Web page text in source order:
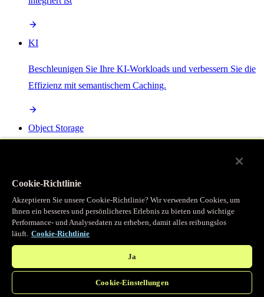
KI
Beschleunigen Sie Ihre KI-Workloads und verbessern Sie die
Effizienz mit semantischem Caching.
Object Storage
Programmierbarer Cache
Erhalten Sie vollständigen programmatischen Zugriff auf das
legendäre Caching, das unser CDN antreibt.
Cookie-Richtlinie
Akzeptieren Sie unsere Cookie-Richtlinie? Wir verwenden Cookies, um
Ihnen ein besseres und persönlicheres Erlebnis zu bieten und wichtige
Performance- und Analysedaten zu erheben, damit alles reibungslos
läuft. Cookie-Richtlinie
Ja
Cookie-Einstellungen